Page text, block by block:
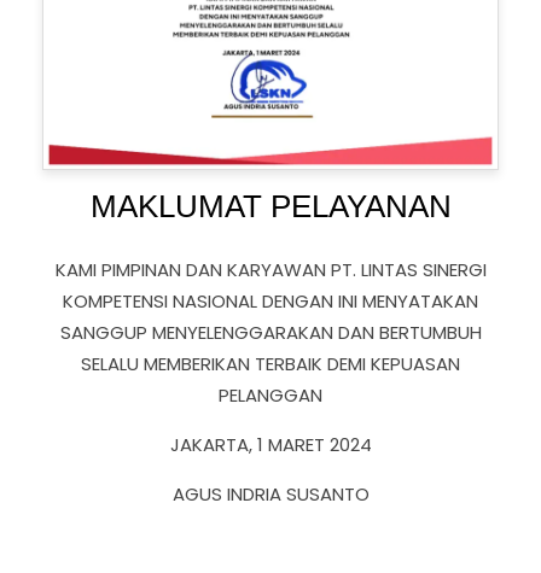
MAKLUMAT PELAYANAN
KAMI PIMPINAN DAN KARYAWAN PT. LINTAS SINERGI
KOMPETENSI NASIONAL DENGAN INI MENYATAKAN
SANGGUP MENYELENGGARAKAN DAN BERTUMBUH
SELALU MEMBERIKAN TERBAIK DEMI KEPUASAN
PELANGGAN
JAKARTA, 1 MARET 2024
AGUS INDRIA SUSANTO